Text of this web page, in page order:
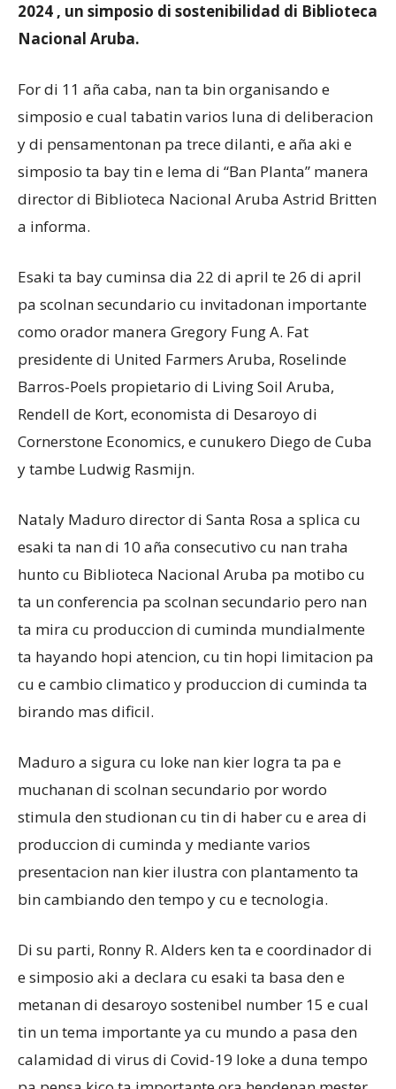
2024 , un simposio di sostenibilidad di Biblioteca
Nacional Aruba.
For di 11 aña caba, nan ta bin organisando e
simposio e cual tabatin varios luna di deliberacion
y di pensamentonan pa trece dilanti, e aña aki e
simposio ta bay tin e lema di “Ban Planta” manera
director di Biblioteca Nacional Aruba Astrid Britten
a informa.
Esaki ta bay cuminsa dia 22 di april te 26 di april
pa scolnan secundario cu invitadonan importante
como orador manera Gregory Fung A. Fat
presidente di United Farmers Aruba, Roselinde
Barros-Poels propietario di Living Soil Aruba,
Rendell de Kort, economista di Desaroyo di
Cornerstone Economics, e cunukero Diego de Cuba
y tambe Ludwig Rasmijn.
Nataly Maduro director di Santa Rosa a splica cu
esaki ta nan di 10 aña consecutivo cu nan traha
hunto cu Biblioteca Nacional Aruba pa motibo cu
ta un conferencia pa scolnan secundario pero nan
ta mira cu produccion di cuminda mundialmente
ta hayando hopi atencion, cu tin hopi limitacion pa
cu e cambio climatico y produccion di cuminda ta
birando mas dificil.
Maduro a sigura cu loke nan kier logra ta pa e
muchanan di scolnan secundario por wordo
stimula den studionan cu tin di haber cu e area di
produccion di cuminda y mediante varios
presentacion nan kier ilustra con plantamento ta
bin cambiando den tempo y cu e tecnologia.
Di su parti, Ronny R. Alders ken ta e coordinador di
e simposio aki a declara cu esaki ta basa den e
metanan di desaroyo sostenibel number 15 e cual
tin un tema importante ya cu mundo a pasa den
calamidad di virus di Covid-19 loke a duna tempo